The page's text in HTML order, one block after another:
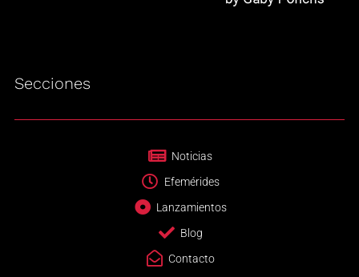
Secciones
Noticias
Efemérides
Lanzamientos
Blog
Contacto